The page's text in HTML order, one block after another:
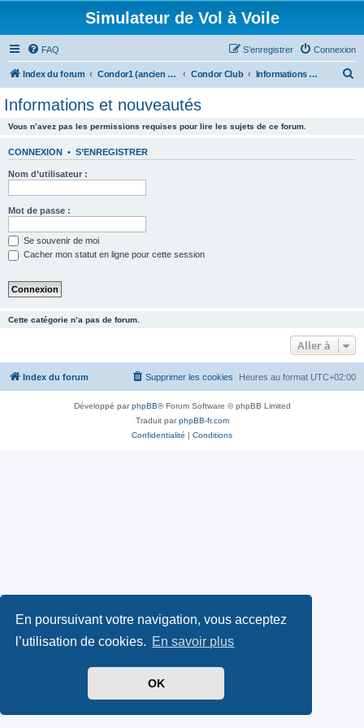
En poursuivant votre navigation, vous acceptez
l’utilisation de cookies. En savoir plus
OK
Simulateur de Vol à Voile
FAQ Connexion
S’enregistrer
Index du forum Condor1 (ancien forum) Condor Club Informations et nouveautés
Informations et nouveautés
Vous n’avez pas les permissions requises pour lire les sujets de ce forum.
CONNEXION • S’ENREGISTRER
Nom d’utilisateur :
Mot de passe :
Se souvenir de moi
Cacher mon statut en ligne pour cette session
Cette catégorie n’a pas de forum.
Aller à
Index du forum Heures au format UTC+02:00
Supprimer les cookies
Développé parphpBB® Forum Software © phpBB Limited
Traduit parphpBB-fr.com
Confidentialité | Conditions